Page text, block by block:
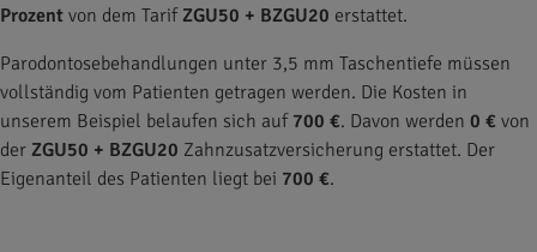
Prozent von dem TarifZGU50 + BZGU20 erstattet.
Parodontosebehandlungen unter 3,5 mm Taschentiefe müssen
vollständig vom Patienten getragen werden. Die Kosten in
unserem Beispiel belaufen sich auf 700 €. Davon werden 0 € von
der ZGU50 + BZGU20 Zahnzusatzversicherung erstattet. Der
Eigenanteil des Patienten liegt bei 700 €.